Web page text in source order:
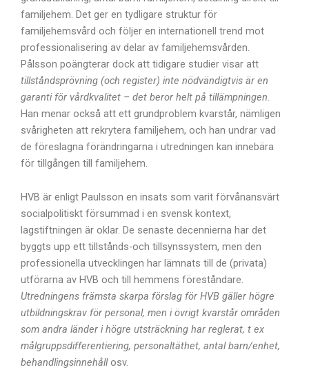
familjehem. Det ger en tydligare struktur för
familjehemsvård och följer en internationell trend mot
professionalisering av delar av familjehemsvården.
Pålsson poängterar dock att tidigare studier visar att
tillståndsprövning (och register) inte nödvändigtvis är en
garanti för vårdkvalitet – det beror helt på tillämpningen
Han menar också att ett grundproblem kvarstår, nämligen
svårigheten att rekrytera familjehem, och han undrar vad
de föreslagna förändringarna i utredningen kan innebära
för tillgången till familjehem.
HVB är enligt Paulsson en insats som varit förvånansvärt
socialpolitiskt försummad i en svensk kontext,
lagstiftningen är oklar. De senaste decennierna har det
byggts upp ett tillstånds-och tillsynssystem, men den
professionella utvecklingen har lämnats till de (privata)
utförarna av HVB och till hemmens föreståndare.
Utredningens främsta skarpa förslag för HVB gäller högre
utbildningskrav för personal, men i övrigt kvarstår områden
som andra länder i högre utsträckning har reglerat, t ex
målgruppsdifferentiering, personaltäthet, antal barn/enhet,
behandlingsinnehållosv.